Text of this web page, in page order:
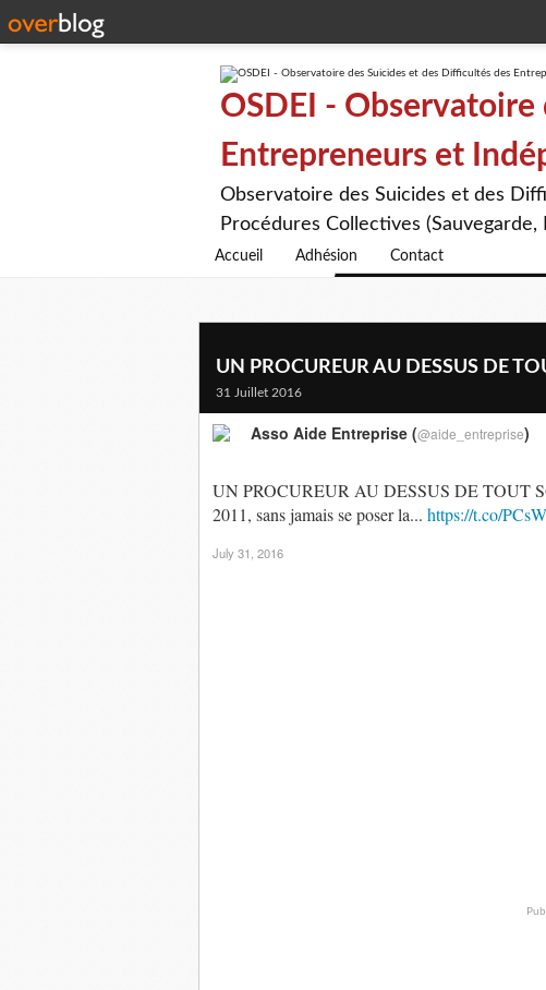
OSDEI -
Entrepreneurs et
Observatoire des Suicides et des
Procédures Collectives
Accueil Adhésion Contact
UN PROCUREUR AU DESSUS DE
31 Juillet 2016
UN PROCUREUR AU DESSUS DE TOUT
2011, sans jamais se poser la... https://t.co/
Asso Aide Entreprise (@aide_entreprise)
July 31, 2016